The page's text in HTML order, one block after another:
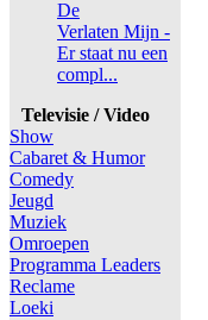
De
Verlaten Mijn -
Er staat nu een
compl...
Televisie / Video
Show
Cabaret & Humor
Comedy
Jeugd
Muziek
Omroepen
Programma Leaders
Reclame
Loeki